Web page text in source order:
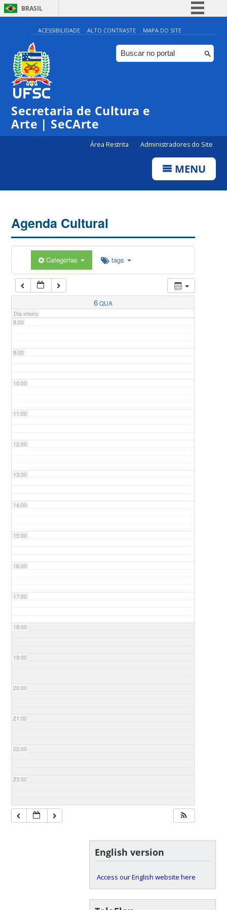
BRASIL
Simplifique!
Comunica BR
Participe
ACESSIBILIDADE ALTO CONTRASTE MAPA DO SITE
Secretaria de Cultura e
Arte | SeCArte
Área Restrita Administradores do Site
MENU
Agenda Cultural
Categorias tags
6QUA
Dia inteiro
0:00
1:00
5:00
7:00
8:00
9:00
10:00
11:00
12:00
13:00
14:00
15:00
16:00
17:00
18:00
19:00
20:00
21:00
22:00
23:00
English version
Access our English website here